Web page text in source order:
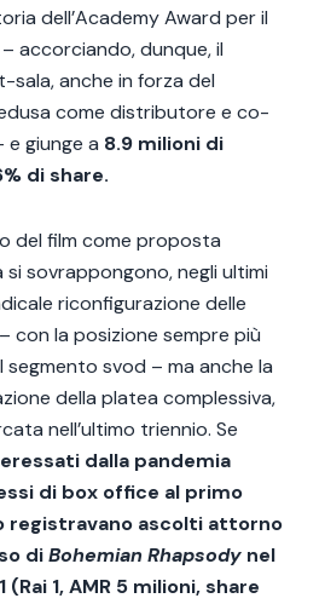
dell’Academy Award per il
accorciando, dunque, il
anche in forza del
come distributore e co-
giunge a 8.9 milioni di
di share.
del film come proposta
si sovrappongono, negli ultimi
riconfigurazione delle
con la posizione sempre più
svod – ma anche la
della platea complessiva,
nell’ultimo triennio. Se
dalla pandemia
di box office al primo
registravano ascolti attorno
diBohemian Rhapsody nel
1, AMR 5 milioni, share